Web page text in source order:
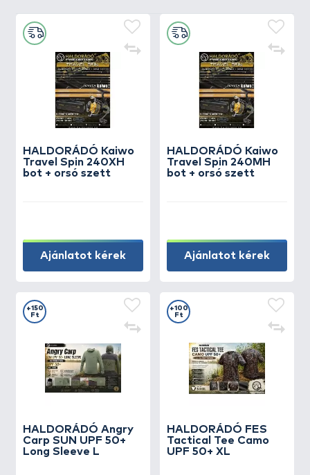
HALDORÁDÓ Kaiwo
Travel Spin 240XH
bot + orsó szett
Ajánlatot kérek
HALDORÁDÓ Kaiwo
Travel Spin 240MH
bot + orsó szett
Ajánlatot kérek
HALDORÁDÓ Angry
Carp SUN UPF 50+
Long Sleeve L
+150
Ft
HALDORÁDÓ FES
Tactical Tee Camo
UPF 50+ XL
+100
Ft